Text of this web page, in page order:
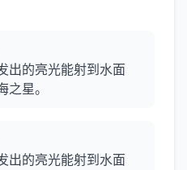
出的亮光能射到水面
星。
出的亮光能射到水面